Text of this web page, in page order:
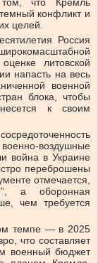
что Кремль
конфликт и
целей.
Россия
литовской
напасть на весь
военной
блока, чтобы
к своим
воздушные
война в Украине
переброшены
отмечается,
а оборонная
чем требуется
темпе — в 2025
что составляет
военный бюджет